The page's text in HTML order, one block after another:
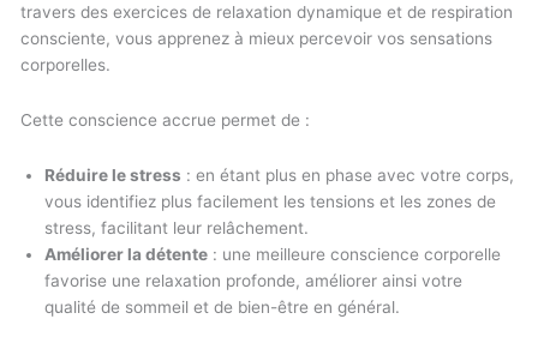
travers des exercices de relaxation dynamique et de respiration
consciente, vous apprenez à mieux percevoir vos sensations
corporelles.
Cette conscience accrue permet de :
Réduire le stress : en étant plus en phase avec votre corps,
vous identifiez plus facilement les tensions et les zones de
stress, facilitant leur relâchement.
Améliorer la détente : une meilleure conscience corporelle
favorise une relaxation profonde, améliorer ainsi votre
qualité de sommeil et de bien-être en général.